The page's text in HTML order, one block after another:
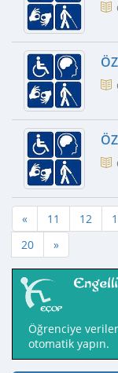
« 11 12
20
»
Öğrenciye
otomatik yapın.